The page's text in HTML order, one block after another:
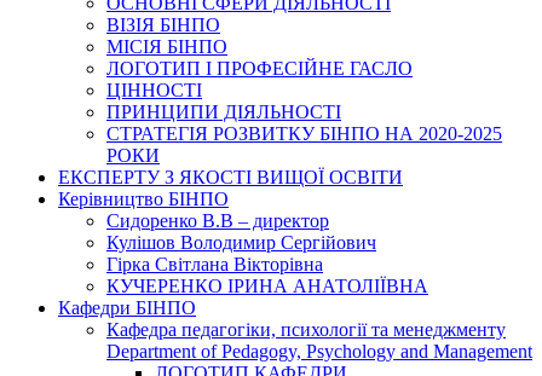
ВІЗІЯ БІНПО
МІСІЯ БІНПО
ЛОГОТИП І ПРОФЕСІЙНЕ ГАСЛО
ЦІННОСТІ
ПРИНЦИПИ ДІЯЛЬНОСТІ
СТРАТЕГІЯ РОЗВИТКУ БІНПО НА 2020-2025
РОКИ
ЕКСПЕРТУ З ЯКОСТІ ВИЩОЇ ОСВІТИ
Керівництво БІНПО
Сидоренко В.В – директор
Кулішов Володимир Сергійович
Гірка Світлана Вікторівна
КУЧЕРЕНКО ІРИНА АНАТОЛІЇВНА
Кафедри БІНПО
Кафедра педагогіки, психології та менеджменту
Department of Pedagogy, Psychology and Management